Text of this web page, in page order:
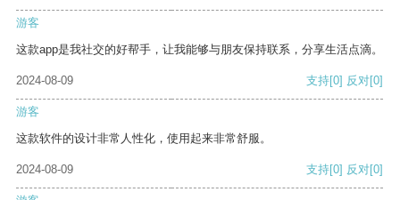
游客
这款app是我社交的好帮手，让我能够与朋友保持联系，分享生活点滴。
2024-08-09 支持[0] 反对[0]
游客
这款软件的设计非常人性化，使用起来非常舒服。
2024-08-09 支持[0] 反对[0]